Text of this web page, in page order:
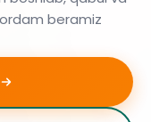
beramiz